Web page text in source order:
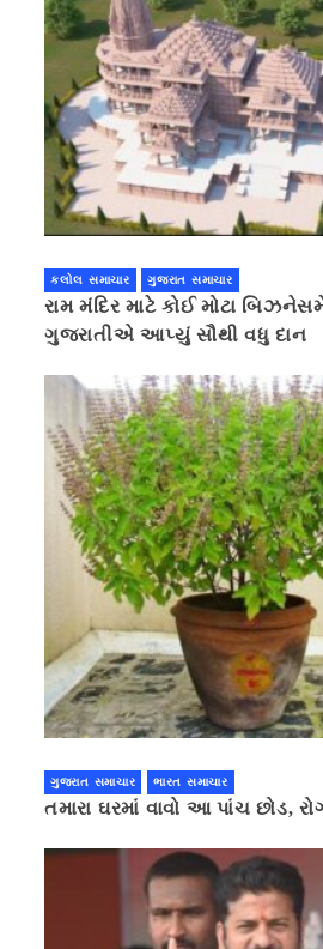
કલોલ સમાચાર ગુજરાત સમાચાર
રામ મંદિર માટે કોઈ મોટા
ગુજરાતીએ આપ્યું સૌથી વધુ દાન
ગુજરાત સમાચાર ભારત સમાચાર
તમારા ઘરમાં વાવો આ પાંચ છોડ,